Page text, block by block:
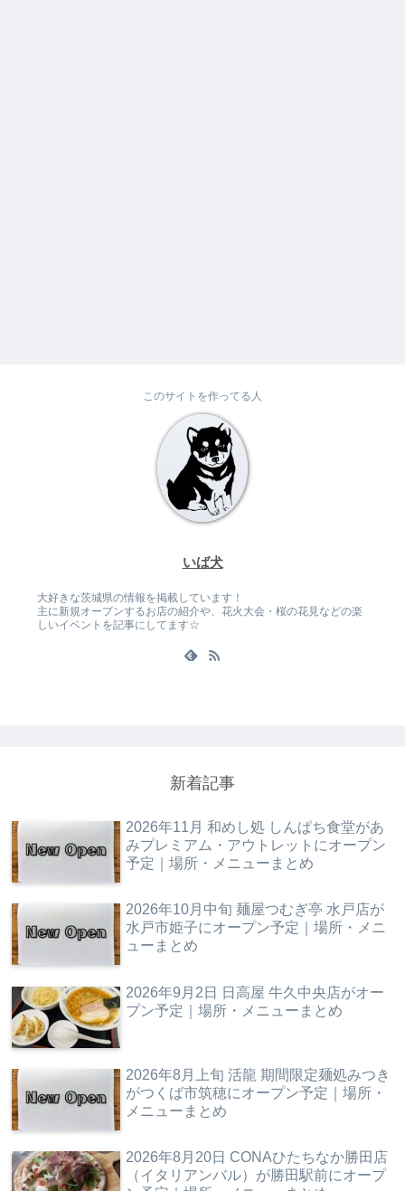
このサイトを作ってる人
いば犬
大好きな茨城県の情報を掲載しています！
主に新規オープンするお店の紹介や、花火大会・桜の花見などの楽
しいイベントを記事にしてます☆
新着記事
2026年11月 和めし処 しんぱち食堂があ
みプレミアム・アウトレットにオープン
予定｜場所・メニューまとめ
2026年10月中旬 麺屋つむぎ亭 水戸店が
水戸市姫子にオープン予定｜場所・メニ
ューまとめ
2026年9月2日 日高屋 牛久中央店がオー
プン予定｜場所・メニューまとめ
2026年8月上旬 活龍 期間限定麺処みつき
がつくば市筑穂にオープン予定｜場所・
メニューまとめ
2026年8月20日 CONAひたちなか勝田店
（イタリアンバル）が勝田駅前にオープ